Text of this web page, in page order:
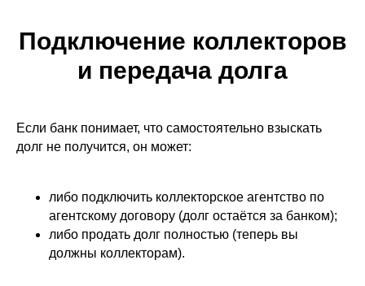
Подключение коллекторов
и передача долга
Если банк понимает, что самостоятельно взыскать
долг не получится, он может:
либо подключить коллекторское агентство по
агентскому договору (долг остаётся за банком);
либо продать долг полностью (теперь вы
должны коллекторам).